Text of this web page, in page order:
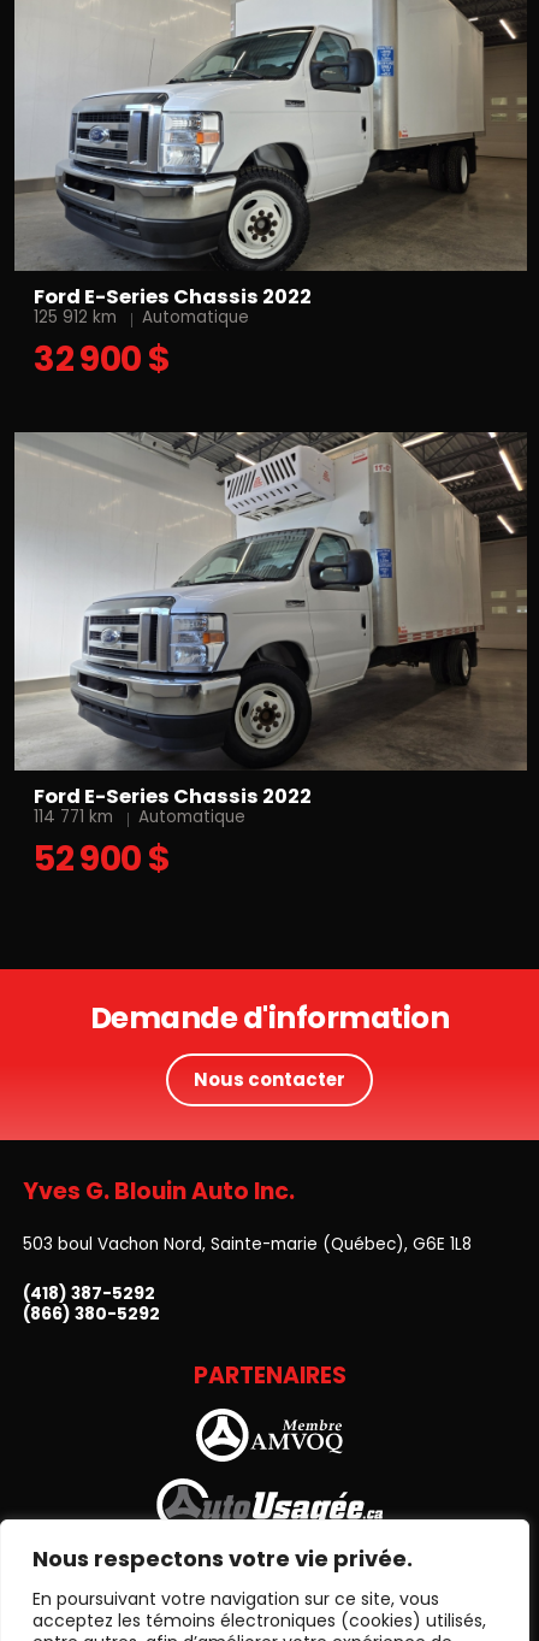
Nous respectons votre vie privée.
En poursuivant votre navigation sur ce site, vous
acceptez les témoins électroniques (cookies) utilisés,
Ford E-Series Chassis 2022
125 912 km Automatique
32 900 $
Ford E-Series Chassis 2022
114 771 km Automatique
52 900 $
Demande d'information
Nous contacter
Yves G. Blouin Auto Inc.
503 boul Vachon Nord, Sainte-marie (Québec), G6E 1L8
(418) 387-5292
(866) 380-5292
PARTENAIRES